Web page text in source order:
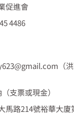
促進會
4486
（洪
支票或現金）
馬路214號裕華大廈